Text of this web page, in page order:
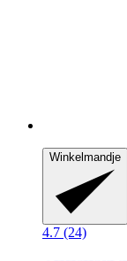
Winkelmandje
4.7 (24)